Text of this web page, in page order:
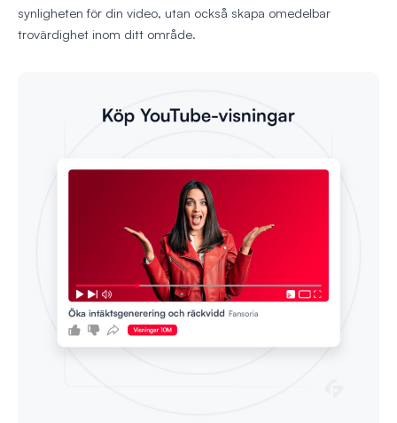
synligheten för din video, utan också skapa omedelbar
trovärdighet inom ditt område.